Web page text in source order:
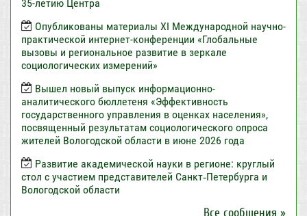
35-летию Центра
Опубликованы материалы XI Международной научно-
практической интернет-конференции «Глобальные
вызовы и региональное развитие в зеркале
социологических измерений»
Вышел новый выпуск информационно-
аналитического бюллетеня «Эффективность
государственного управления в оценках населения»,
посвященный результатам социологического опроса
жителей Вологодской области в июне 2026 года
Развитие академической науки в регионе: круглый
стол с участием представителей Санкт‑Петербурга и
Вологодской области